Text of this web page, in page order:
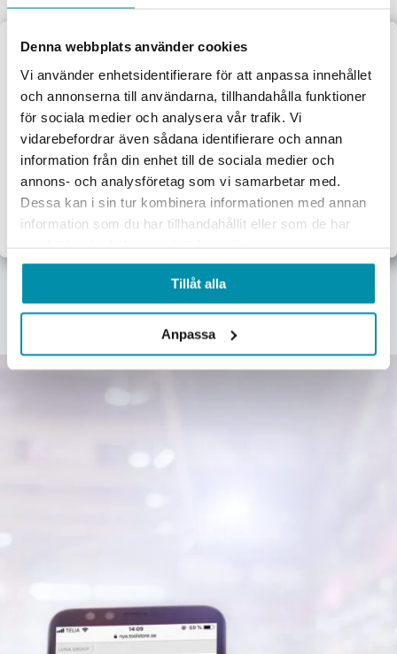
Denna webbplats använder cookies
Vi använder enhetsidentifierare för att anpassa innehållet
och annonserna till användarna, tillhandahålla funktioner
för sociala medier och analysera vår trafik. Vi
vidarebefordrar även sådana identifierare och annan
information från din enhet till de sociala medier och
annons- och analysföretag som vi samarbetar med.
Dessa kan i sin tur kombinera informationen med annan
information som du har tillhandahållit eller som de har
Tillåt alla
Anpassa
Upptäck våra kategorier
Här nedan hittar några av våra populäraste kategorier.
Verktyg Maskiner Förbrukningsvaror Mätinstrument
Lås & beslag
Välkommen till
Proffsbutiken
Jag handlar som:
Företag
Exkl. moms
Privat
Inkl. moms